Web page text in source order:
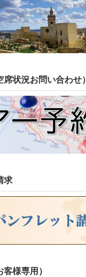
状況お問い合わせ）
求
様専用）